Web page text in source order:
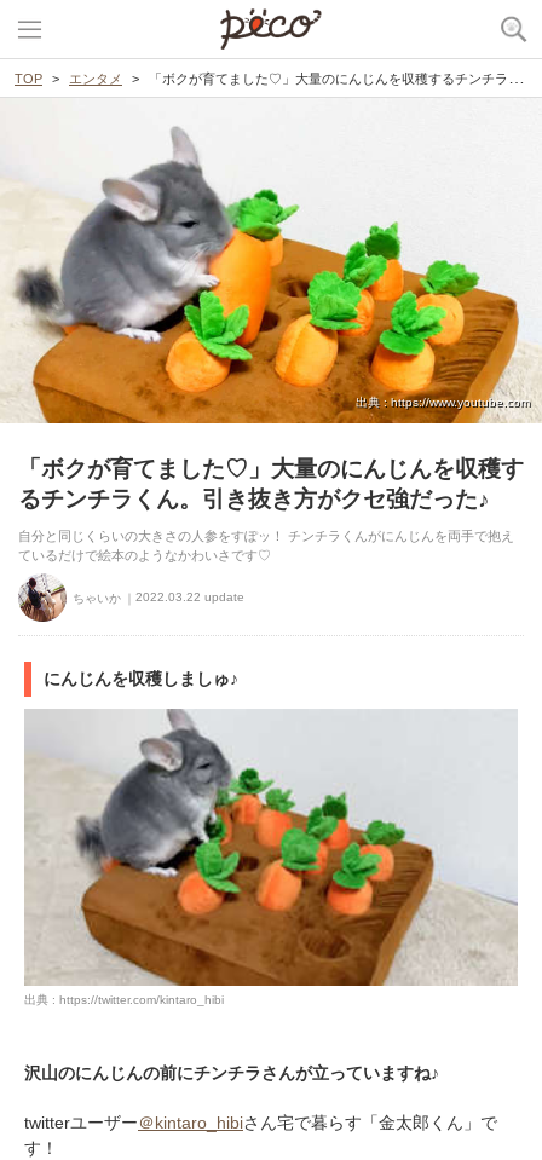
TOP エンタメ 「ボクが育てました♡」大量のにんじんを収穫するチンチラくん。引き抜き方がクセ強だった♪
出典 : https://www.youtube.com
「ボクが育てました♡」大量のにんじんを収穫す
るチンチラくん。引き抜き方がクセ強だった♪
自分と同じくらいの大きさの人参をすぽッ！ チンチラくんがにんじんを両手で抱え
ているだけで絵本のようなかわいさです♡
ちゃいか 2022.03.22 update
にんじんを収穫しましゅ♪
出典 : https://twitter.com/kintaro_hibi
沢山のにんじんの前にチンチラさんが立っていますね♪
twitterユーザー＠kintaro_hibiさん宅で暮らす「金太郎くん」で
す！